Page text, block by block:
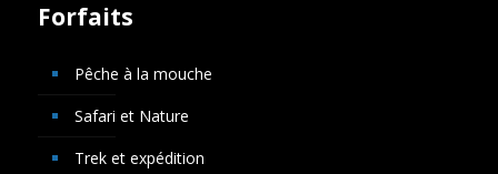
Forfaits
Pêche à la mouche
Safari et Nature
Trek et expédition